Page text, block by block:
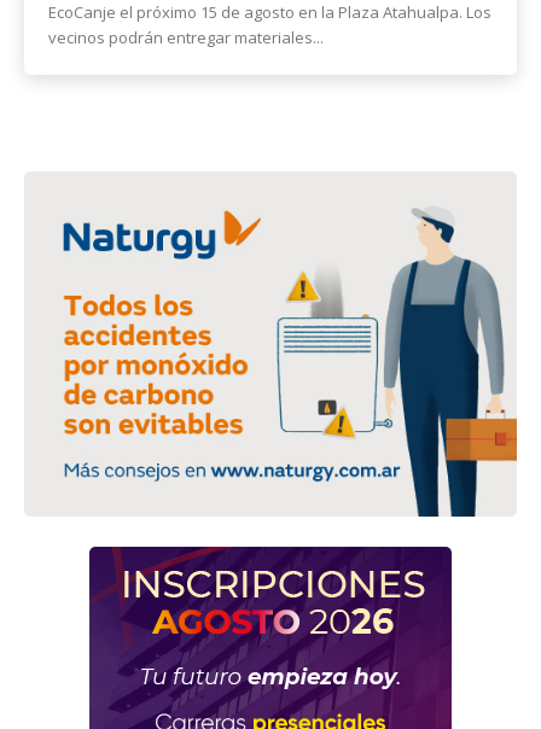
EcoCanje el próximo 15 de agosto en la Plaza Atahualpa. Los
vecinos podrán entregar materiales...